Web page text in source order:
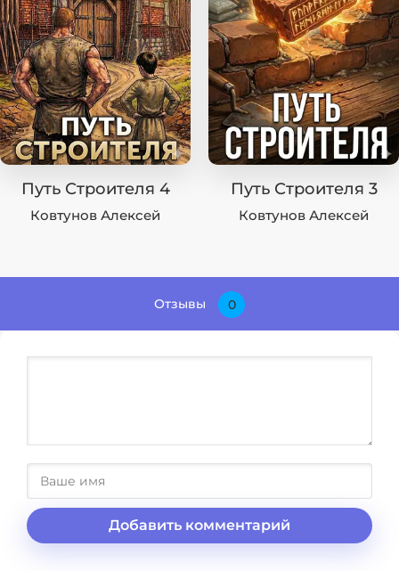
Путь Строителя 4
Ковтунов Алексей
Путь Строителя 3
Ковтунов Алексей
Отзывы 0
Добавить комментарий